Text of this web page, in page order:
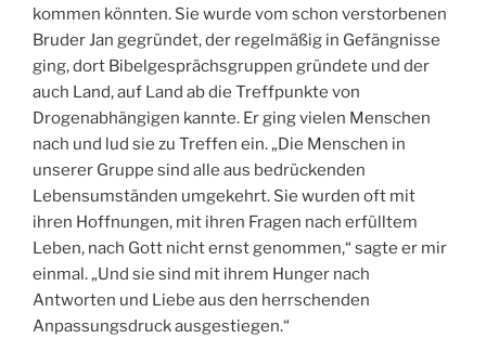
kommen könnten. Sie wurde vom schon verstorbenen
Bruder Jan gegründet, der regelmäßig in Gefängnisse
ging, dort Bibelgesprächsgruppen gründete und der
auch Land, auf Land ab die Treffpunkte von
Drogenabhängigen kannte. Er ging vielen Menschen
nach und lud sie zu Treffen ein. „Die Menschen in
unserer Gruppe sind alle aus bedrückenden
Lebensumständen umgekehrt. Sie wurden oft mit
ihren Hoffnungen, mit ihren Fragen nach erfülltem
Leben, nach Gott nicht ernst genommen,“ sagte er mir
einmal. „Und sie sind mit ihrem Hunger nach
Antworten und Liebe aus den herrschenden
Anpassungsdruck ausgestiegen.“